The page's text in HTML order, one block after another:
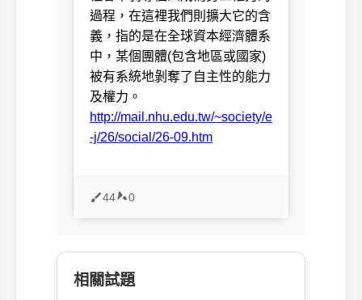
過程，在這裡我們則擴大它的含
義，指的是在全球資本經濟體系
中，某個團體(包含地區或國家)
被有系統地剝奪了自主性的能力
及權力。
http://mail.nhu.edu.tw/~society/e
-j/26/social/26-09.htm
44 0
相關試題